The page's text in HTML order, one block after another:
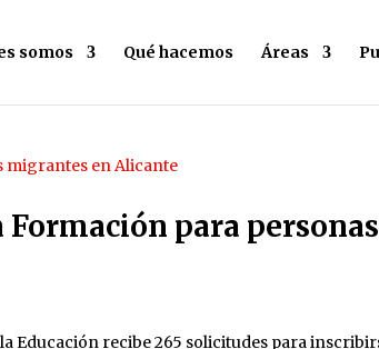
somos Qué hacemos Áreas
para personas
Educación recibe 265 solicitudes para